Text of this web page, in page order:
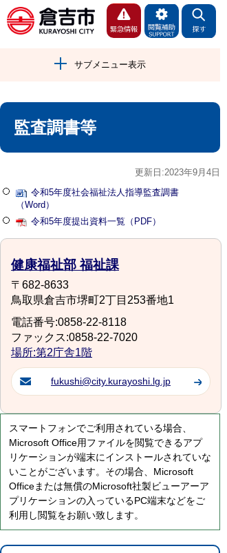
サブメニュー表示
監査調書等
更新日:2023年9月4日
令和5年度社会福祉法人指導監査調書
（Word）
令和5年度提出資料一覧（PDF）
健康福祉部 福祉課
〒682-8633
鳥取県倉吉市堺町2丁目253番地1
電話番号:0858-22-8118
ファックス:0858-22-7020
場所:第2庁舎1階
fukushi@city.kurayoshi.lg.jp
スマートフォンでご利用されている場合、
Microsoft Office用ファイルを閲覧できるアプ
リケーションが端末にインストールされていな
いことがございます。その場合、Microsoft
Officeまたは無償のMicrosoft社製ビューアーア
プリケーションの入っているPC端末などをご
利用し閲覧をお願い致します。